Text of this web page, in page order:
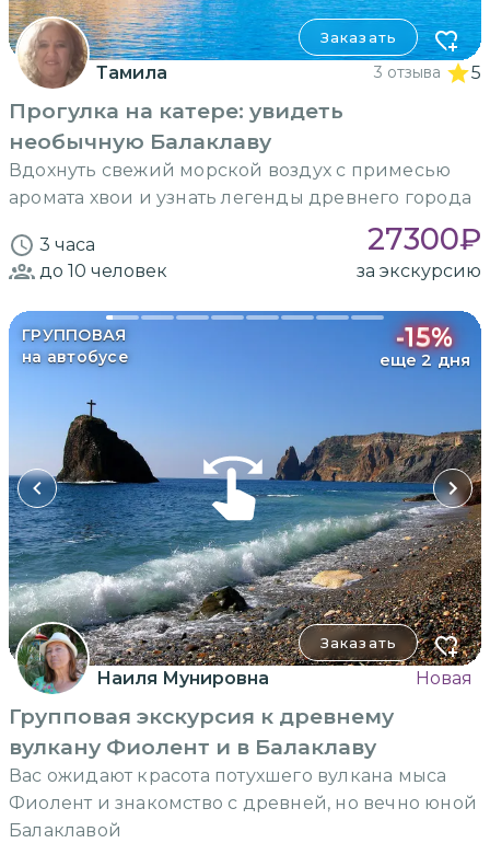
Заказать
Тамила 3 отзыва 5
Прогулка на катере: увидеть
необычную Балаклаву
Вдохнуть свежий морской воздух с примесью
аромата хвои и узнать легенды древнего города
3 часа 27300₽
до 10 человек за экскурсию
ГРУППОВАЯ
на автобусе
-15%
еще 2 дня
Заказать
Наиля Мунировна Новая
Групповая экскурсия к древнему
вулкану Фиолент и в Балаклаву
Вас ожидают красота потухшего вулкана мыса
Фиолент и знакомство с древней, но вечно юной
Балаклавой